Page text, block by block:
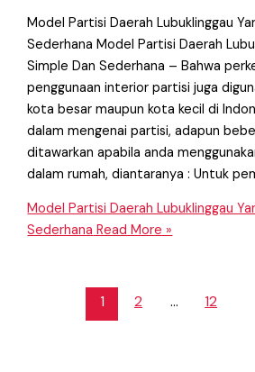
Model Partisi Daerah Lubuklinggau
Sederhana Model Partisi Daerah
Simple Dan Sederhana – Bahwa
penggunaan interior partisi juga
kota besar maupun kota kecil di
dalam mengenai partisi, adapun
ditawarkan apabila anda
dalam rumah, diantaranya : Untuk
Model Partisi Daerah Lubuklinggau
Sederhana Read More »
1 2 … 12